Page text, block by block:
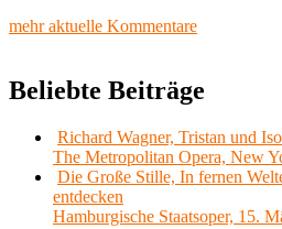
mehr aktuelle Kommentare
Beliebte Beiträge
Richard Wagner, Tristan und
The Metropolitan Opera, New
Die Große Stille, In fernen
entdecken
Hamburgische Staatsoper, 15.